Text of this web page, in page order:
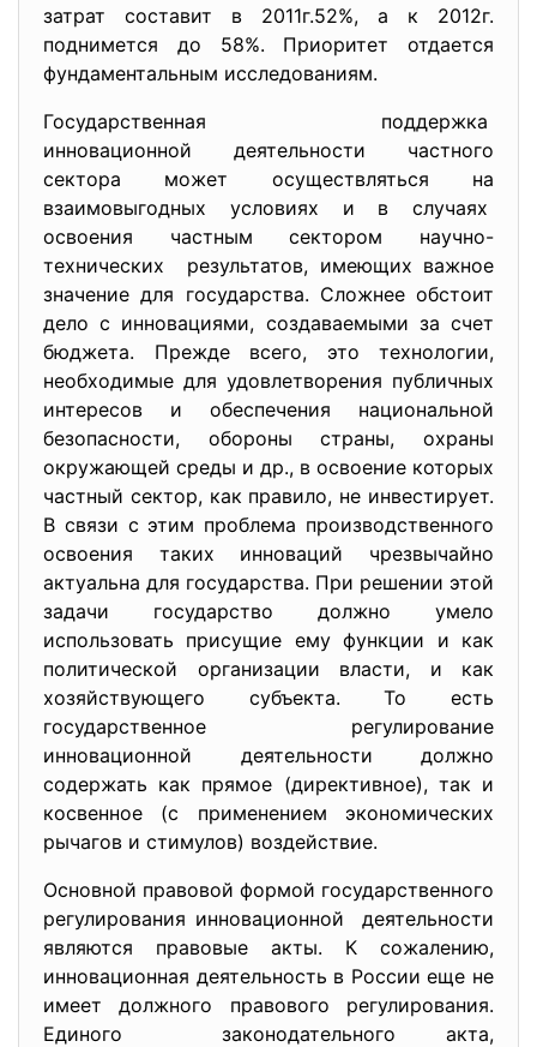
затрат составит в 2011г.52%, а к 2012г.
поднимется до 58%. Приоритет отдается
фундаментальным исследованиям.
Государственная поддержка
инновационной деятельности частного
сектора может осуществляться на
взаимовыгодных условиях и в случаях
освоения частным сектором научно-
технических результатов, имеющих важное
значение для государства. Сложнее обстоит
дело с инновациями, создаваемыми за счет
бюджета. Прежде всего, это технологии,
необходимые для удовлетворения публичных
интересов и обеспечения национальной
безопасности, обороны страны, охраны
окружающей среды и др., в освоение которых
частный сектор, как правило, не инвестирует.
В связи с этим проблема производственного
освоения таких инноваций чрезвычайно
актуальна для государства. При решении этой
задачи государство должно умело
использовать присущие ему функции и как
политической организации власти, и как
хозяйствующего субъекта. То есть
государственное регулирование
инновационной деятельности должно
содержать как прямое (директивное), так и
косвенное (с применением экономических
рычагов и стимулов) воздействие.
Основной правовой формой государственного
регулирования инновационной деятельности
являются правовые акты. К сожалению,
инновационная деятельность в России еще не
имеет должного правового регулирования.
Единого законодательного акта,